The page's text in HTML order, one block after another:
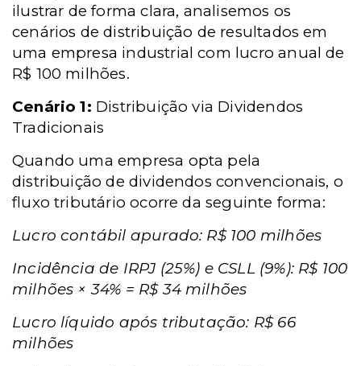
ilustrar de forma clara, analisemos os
cenários de distribuição de resultados em
uma empresa industrial com lucro anual de
R$ 100 milhões.
Cenário 1: Distribuição via Dividendos
Tradicionais
Quando uma empresa opta pela
distribuição de dividendos convencionais, o
fluxo tributário ocorre da seguinte forma:
Lucro contábil apurado: R$ 100 milhões
Incidência de IRPJ (25%) e CSLL (9%): R$ 100
milhões × 34% = R$ 34 milhões
Lucro líquido após tributação: R$ 66
milhões